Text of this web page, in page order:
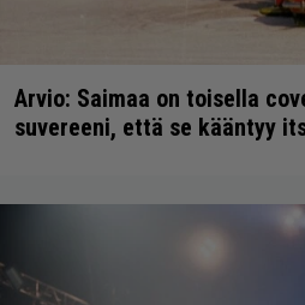
Arvio: Saimaa on toisella
suvereeni, että se kääntyy